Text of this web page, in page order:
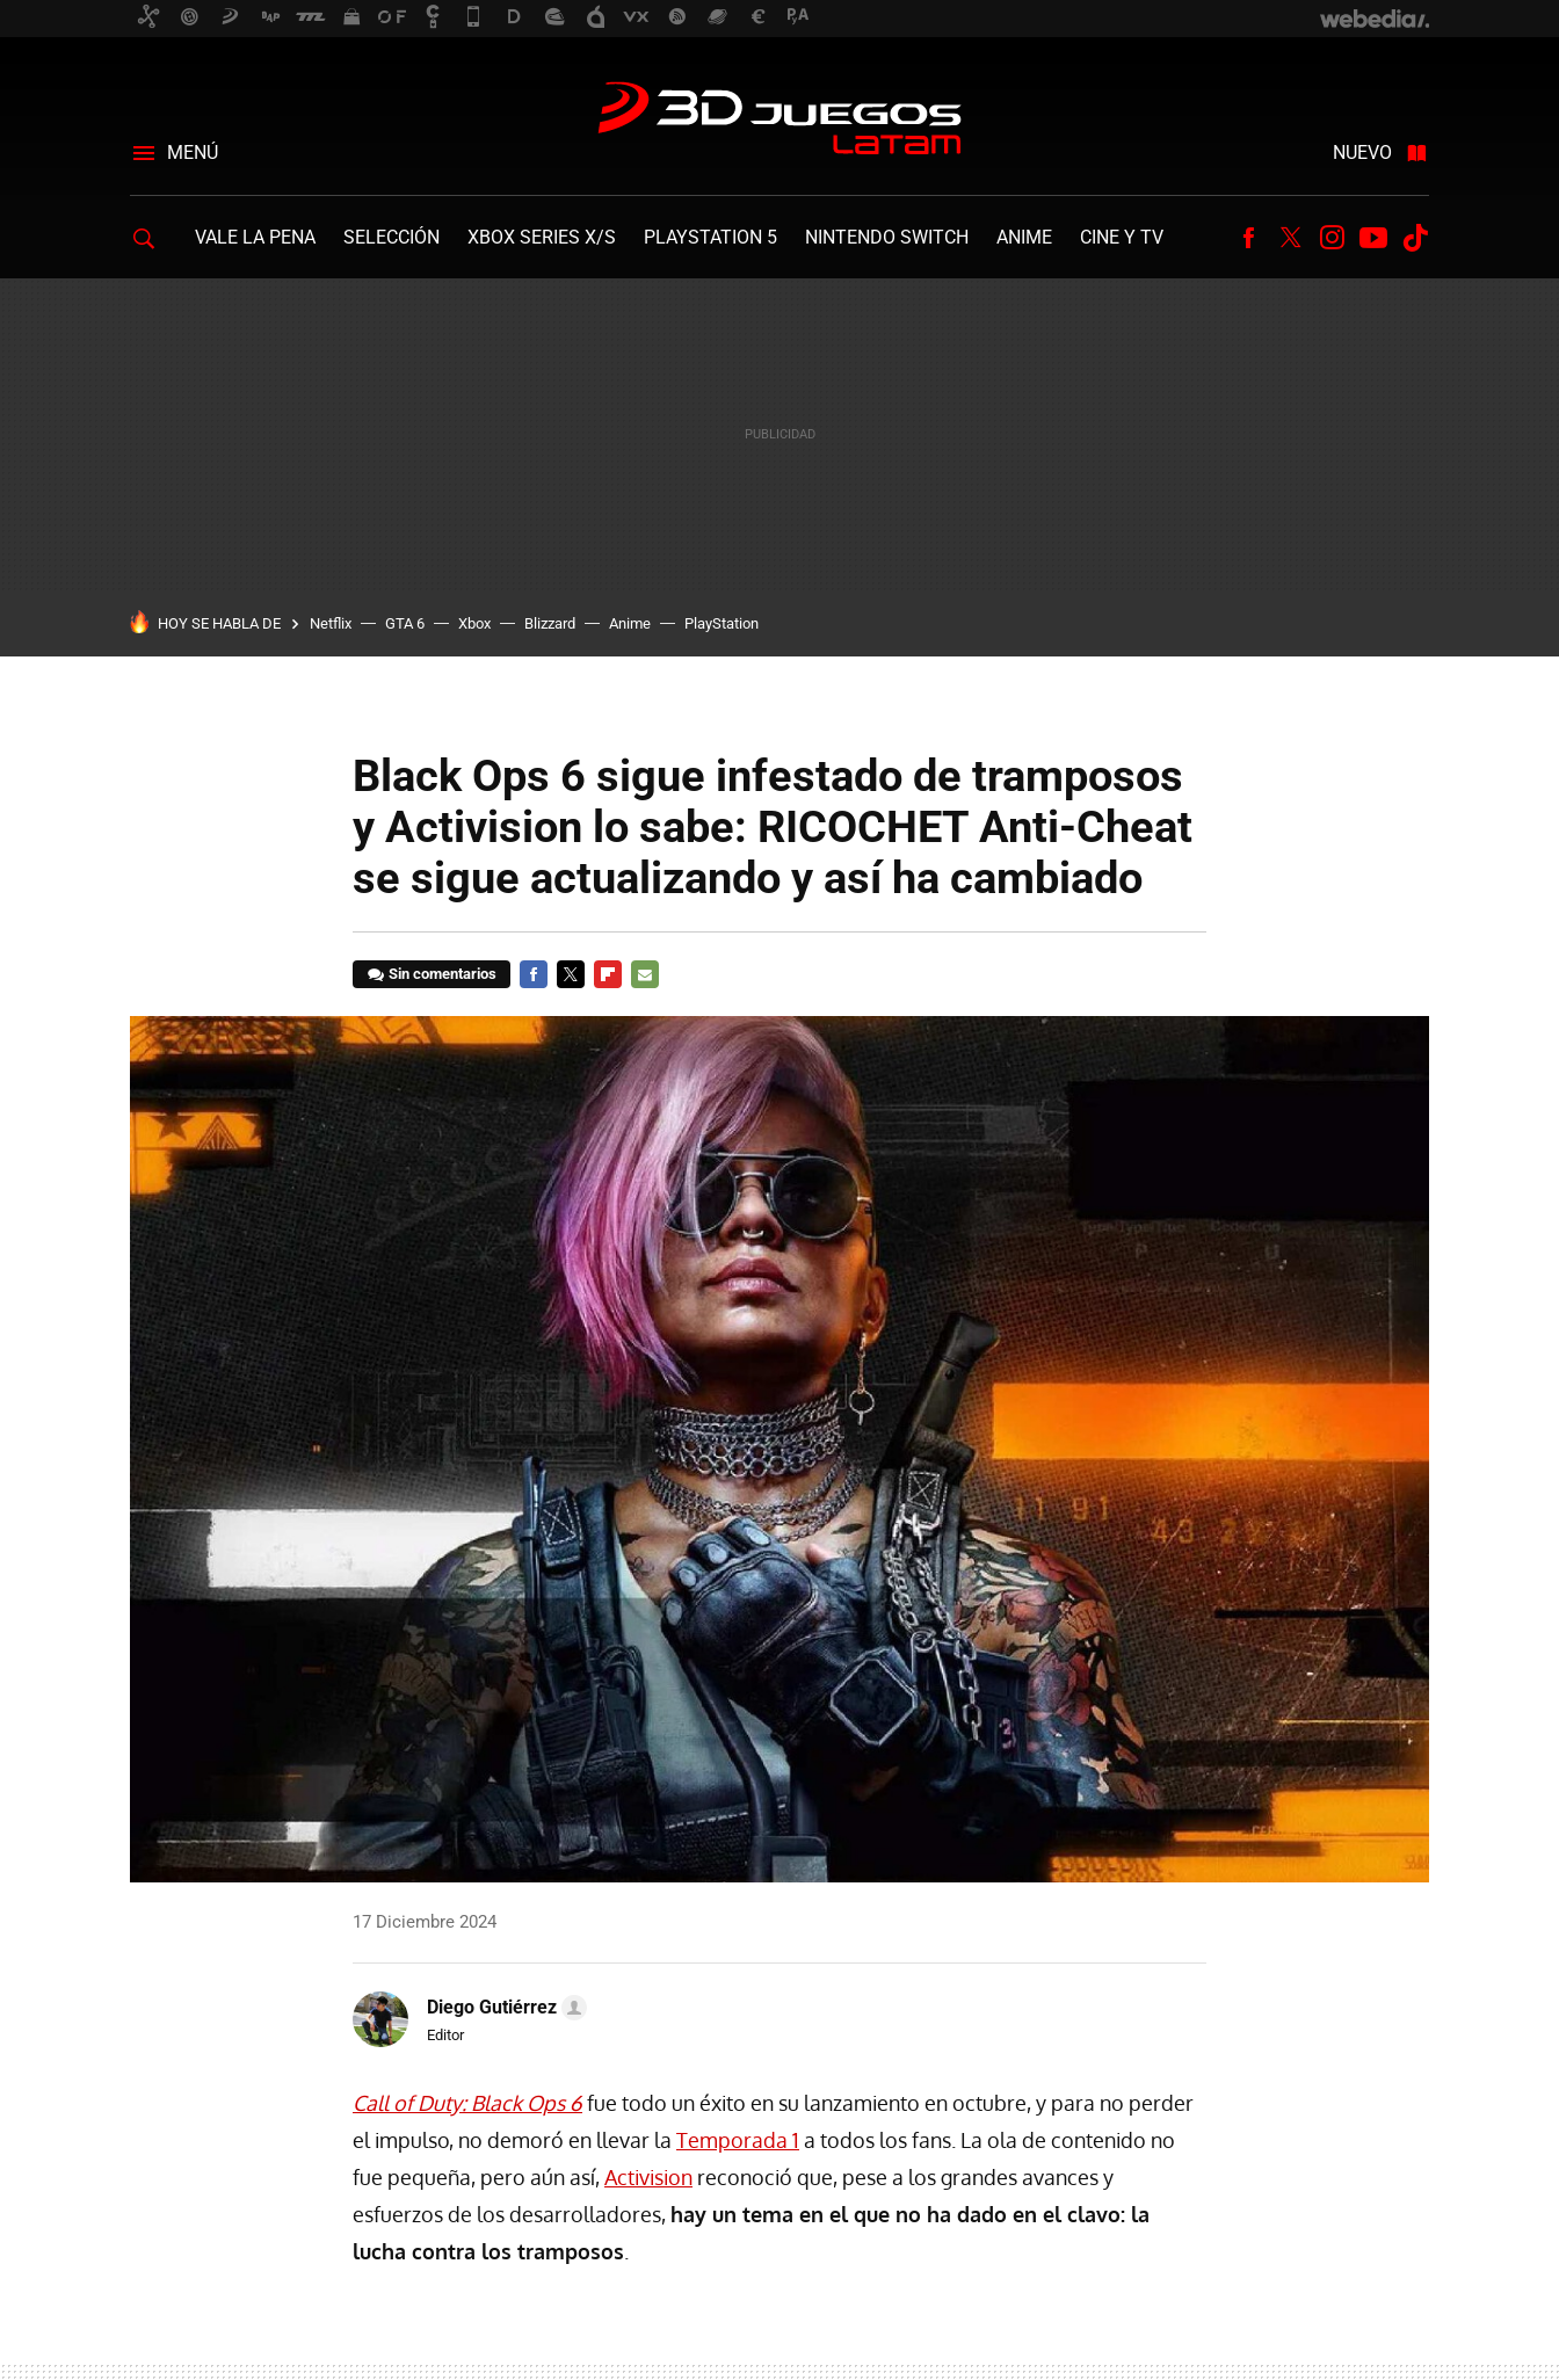
MENÚ NUEVO
VALE LA PENA SELECCIÓN XBOX SERIES X/S PLAYSTATION 5 NINTENDO SWITCH ANIME CINE Y TV Facebook
TwitterInstagram
Youtube
HOY SE HABLA DE Netflix GTA 6 Xbox Blizzard Anime PlayStation
Black Ops 6 sigue infestado de tramposos
y Activision lo sabe: RICOCHET Anti-Cheat
se sigue actualizando y así ha cambiado
Sin comentarios
MAIL
17 Diciembre 2024
Diego Gutiérrez
Editor
Call of Duty: Black Ops 6fue todo un éxito en su lanzamiento en octubre, y para no perder
el impulso, no demoró en llevar la Temporada 1 a todos los fans. La ola de contenido no
fue pequeña, pero aún así,Activision reconoció que, pese a los grandes avances y
esfuerzos de los desarrolladores, hay un tema en el que no ha dado en el clavo: la
lucha contra los tramposos